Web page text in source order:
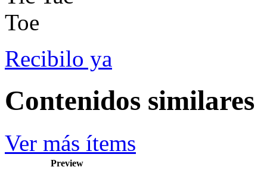
Recibilo ya
Contenidos similares
Ver más ítems
Preview